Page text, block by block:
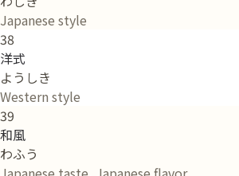
Japanese style
38
洋式
ようしき
Western style
39
和風
わふう